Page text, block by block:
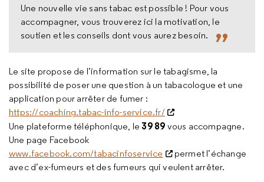
Une nouvelle vie sans tabac est possible ! Pour vous
accompagner, vous trouverez ici la motivation, le
soutien et les conseils dont vous aurez besoin.
Le site propose de l’information sur le tabagisme, la
possibilité de poser une question à un tabacologue et une
application pour arrêter de fumer :
https://coaching.tabac-info-service.fr/
Une plateforme téléphonique, le 39 89 vous accompagne.
Une page Facebook
www.facebook.com/tabacinfoservice
permet l’échange
avec d’ex-fumeurs et des fumeurs qui veulent arrêter.